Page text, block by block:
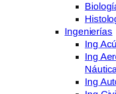
Ingenierías
Ing
Ing
Ing